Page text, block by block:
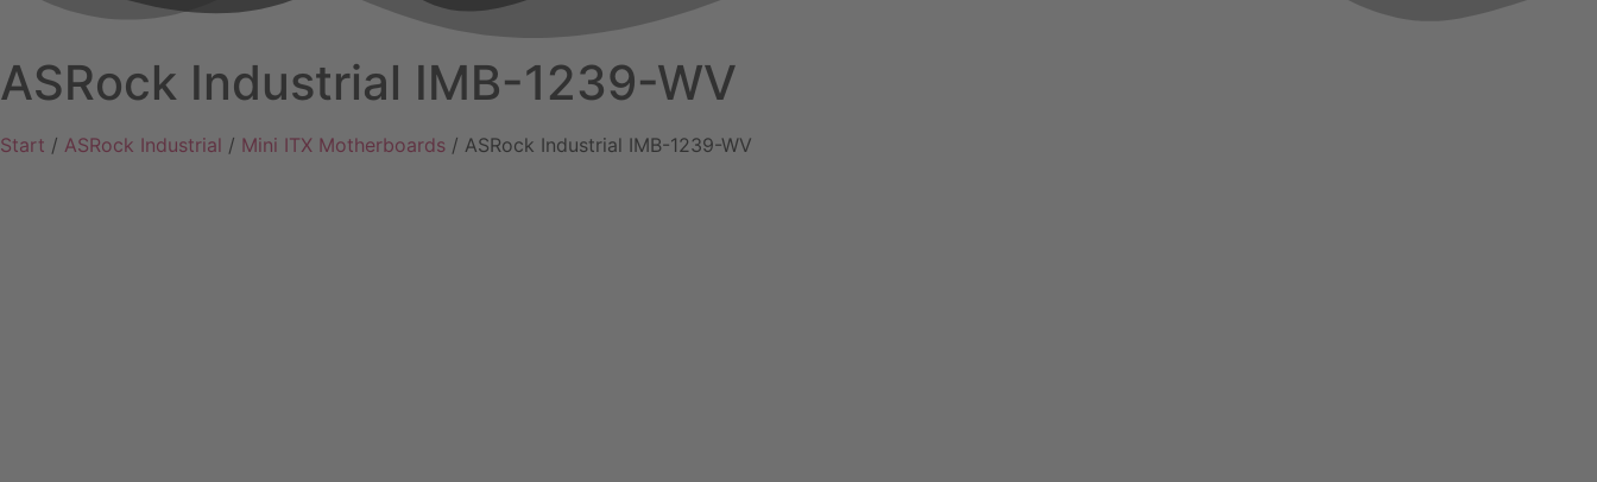
ASRock Industrial IMB-1239-WV
Start / ASRock Industrial / Mini ITX Motherboards / ASRock Industrial IMB-1239-WV